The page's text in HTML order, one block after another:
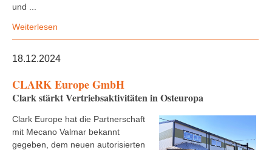
und ...
Weiterlesen
18.12.2024
CLARK Europe GmbH
Clark stärkt Vertriebsaktivitäten in Osteuropa
Clark Europe hat die Partnerschaft
mit Mecano Valmar bekannt
gegeben, dem neuen autorisierten